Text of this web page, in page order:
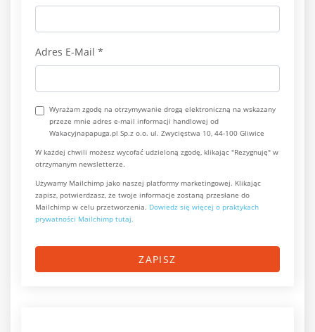
Adres E-Mail *
Wyrażam zgodę na otrzymywanie drogą elektroniczną na wskazany
przeze mnie adres e-mail informacji handlowej od
Wakacyjnapapuga.pl Sp.z o.o. ul. Zwycięstwa 10, 44-100 Gliwice
W każdej chwili możesz wycofać udzieloną zgodę, klikając "Rezygnuję" w
otrzymanym newsletterze.
Używamy Mailchimp jako naszej platformy marketingowej. Klikając
zapisz, potwierdzasz, że twoje informacje zostaną przesłane do
Mailchimp w celu przetworzenia. Dowiedz się więcej o praktykach
prywatności Mailchimp tutaj.
ZAPISZ